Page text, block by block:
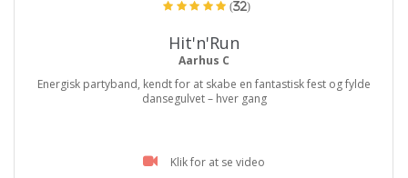
(32)
Hit'n'Run
Aarhus C
Energisk partyband, kendt for at skabe en fantastisk fest og fylde
dansegulvet – hver gang
Klik for at se video